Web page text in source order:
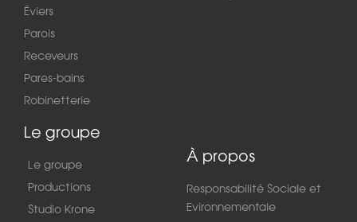
Éviers
Parois
Receveurs
Pares-bains
Robinetterie
Le groupe
Le groupe
Productions
Studio Krone
À propos
Responsabilité Sociale et
Evironnementale